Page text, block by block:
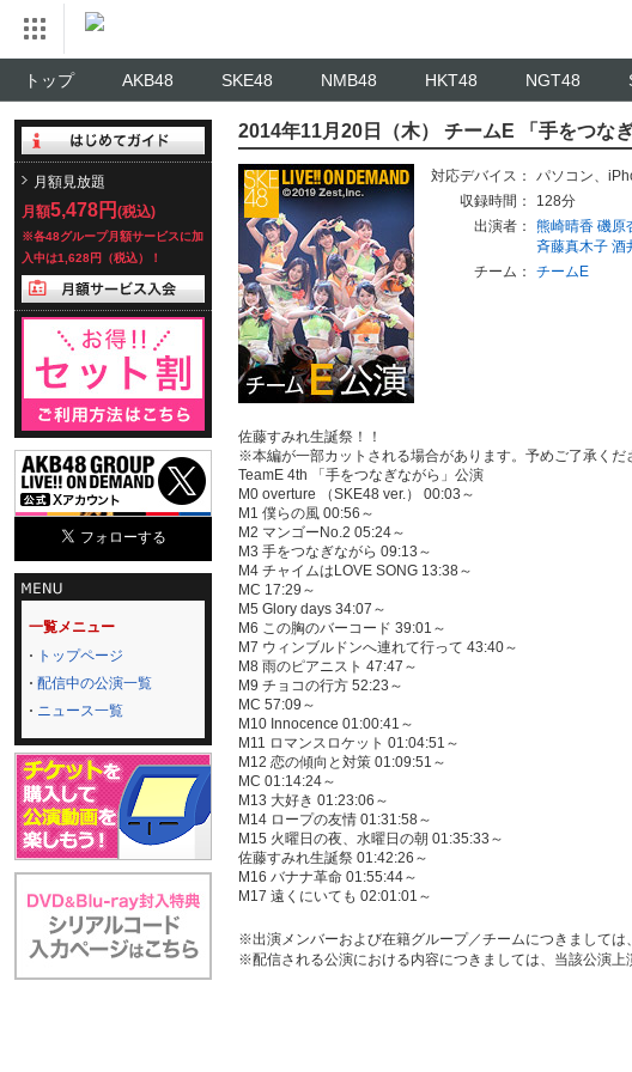
トップ AKB48 SKE48 NMB48 HKT48 NGT48
月額見放題
月額5,478円 (税込)
※各48グループ月額サービスに加
入中は1,628円（税込）！
一覧メニュー
トップページ
配信中の公演一覧
ニュース一覧
2014年11月20日（木） チームE 「手をつな
対応デバイス： パソコン、
収録時間：
128分
出演者：
熊崎晴香 磯原
斉藤真木子 酒
チーム：
チームE
佐藤すみれ生誕祭！！
※本編が一部カットされる場合があります。予めご了承くだ
TeamE 4th 「手をつなぎながら」公演
M0 overture （SKE48 ver.） 00:03～
M1 僕らの風 00:56～
M2 マンゴーNo.2 05:24～
M3 手をつなぎながら 09:13～
M4 チャイムはLOVE SONG 13:38～
MC 17:29～
M5 Glory days 34:07～
M6 この胸のバーコード 39:01～
M7 ウィンブルドンへ連れて行って 43:40～
M8 雨のピアニスト 47:47～
M9 チョコの行方 52:23～
MC 57:09～
M10 Innocence 01:00:41～
M11 ロマンスロケット 01:04:51～
M12 恋の傾向と対策 01:09:51～
MC 01:14:24～
M13 大好き 01:23:06～
M14 ロープの友情 01:31:58～
M15 火曜日の夜、水曜日の朝 01:35:33～
佐藤すみれ生誕祭 01:42:26～
M16 バナナ革命 01:55:44～
M17 遠くにいても 02:01:01～
※出演メンバーおよび在籍グループ／チームにつきましては
※配信される公演における内容につきましては、当該公演上